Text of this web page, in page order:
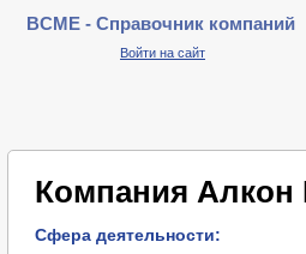
BCME - Справочник компаний
Войти на сайт
Компания
Сфера деятельности: